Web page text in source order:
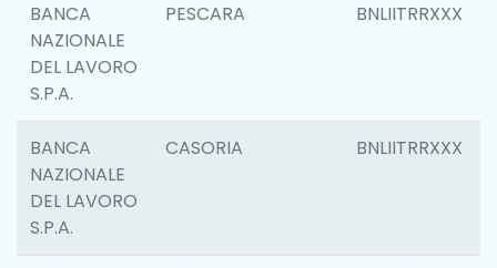
BANCA
NAZIONALE
DEL LAVORO
S.P.A.
PESCARA BNLIITRRXXX
BANCA
NAZIONALE
DEL LAVORO
S.P.A.
CASORIA BNLIITRRXXX